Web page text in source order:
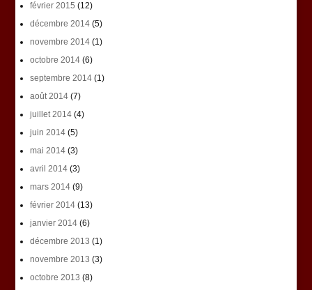
février 2015 (12)
décembre 2014(5)
novembre 2014(1)
octobre 2014(6)
septembre 2014(1)
août 2014(7)
juillet 2014(4)
juin 2014(5)
mai 2014(3)
avril 2014(3)
mars 2014(9)
février 2014(13)
janvier 2014(6)
décembre 2013 (1)
novembre 2013 (3)
octobre 2013 (8)